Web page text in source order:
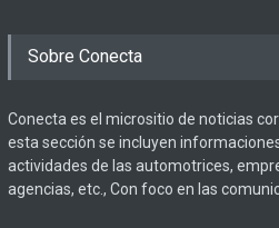
Sobre Conecta
Conecta es el micrositio de noticias
esta sección se incluyen
actividades de las automotrices,
agencias, etc., Con foco en las